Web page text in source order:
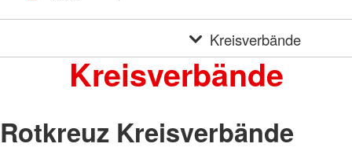
Kreisverbände
Kreisverbände
Rotkreuz Kreisverbände